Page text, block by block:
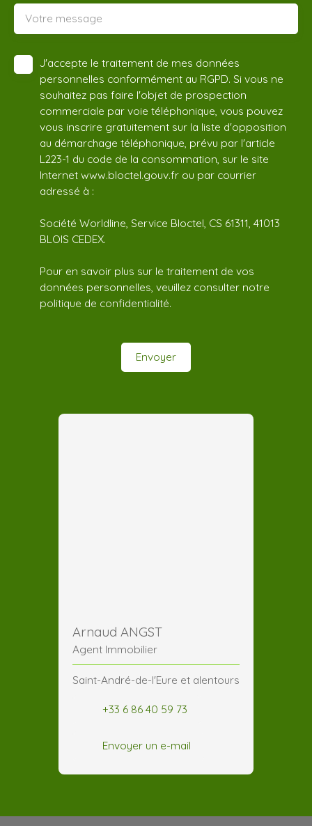
Votre message
J'accepte le traitement de mes données
personnelles conformément au RGPD. Si vous ne
souhaitez pas faire l'objet de prospection
commerciale par voie téléphonique, vous pouvez
vous inscrire gratuitement sur la liste d'opposition
au démarchage téléphonique, prévu par l'article
L223-1 du code de la consommation, sur le site
Internet www.bloctel.gouv.fr ou par courrier
adressé à :
Société Worldline, Service Bloctel, CS 61311, 41013
BLOIS CEDEX.
Pour en savoir plus sur le traitement de vos
données personnelles, veuillez consulter notre
politique de confidentialité.
Envoyer
Arnaud ANGST
Agent Immobilier
Saint-André-de-l'Eure et alentours
+33 6 86 40 59 73
Envoyer un e-mail